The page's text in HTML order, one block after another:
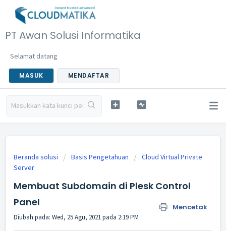
PT Awan Solusi Informatika
Selamat datang
MASUK MENDAFTAR
Beranda solusi Basis Pengetahuan
Cloud Virtual Private
Server
Membuat Subdomain di Plesk Control
Panel
Mencetak
Diubah pada: Wed, 25 Agu, 2021 pada 2:19 PM